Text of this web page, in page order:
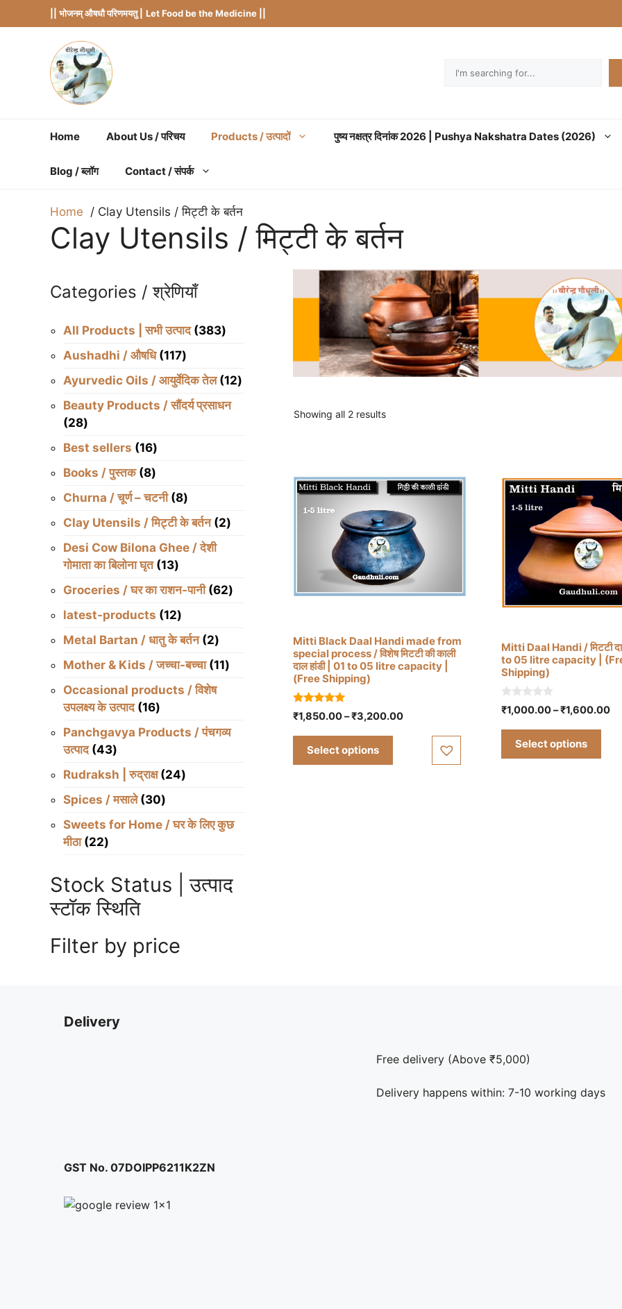
to
|| भोजनम् औषधौ परिणमयतु | Let Food be the Medicine ||
Search
Home About Us / परिचय Products / उत्पादों पुष्य नक्षत्र दिनांक 2026 | Pushya Nakshatra Dates (2026)
Blog / ब्लॉग Contact / संपर्क
Home Clay Utensils / मिट्टी के बर्तन
Clay Utensils / मिट्टी के बर्तन
Categories / श्रेणियाँ
All Products | सभी उत्पाद 383383
Aushadhi / औषधि 117117
products
Ayurvedic Oils / आयुर्वेदिक तेल 1212
Beauty Products / सौंदर्य प्रसाधन
2828
products
Best sellers 1616
products
Books / पुस्तक 88
products
Churna / चूर्ण – चटनी 88
products
Clay Utensils / मिट्टी के बर्तन 22
Desi Cow Bilona Ghee / देशी
गोमाता का बिलोना घृत 1313
products
Groceries / घर का राशन-पानी 6262
latest-products 1212
products
Metal Bartan / धातु के बर्तन 22
products
Mother & Kids / जच्चा-बच्चा 1111
Occasional products / विशेष
उपलक्ष्य के उत्पाद 1616
products
Panchgavya Products / पंचगव्य
उत्पाद 4343
products
Rudraksh | रुद्राक्ष 2424
Spices / मसाले 3030
products
Sweets for Home / घर के लिए कुछ
मीठा
2222
Stock Status | उत्पाद
स्टॉक स्थिति
Filter by price
Showing all 2 results
Mitti Black Daal Handi made from
special process / विशेष मिटटी की काली
दाल हांडी | 01 to 05 litre capacity |
(Free Shipping)
5.00
out of 5
₹1,850.00–₹3,200.00Price
₹1,850.00
Select options
has
multiple
variants.
The
options
may
Mitti Daal Handi / मिटटी
to 05 litre capacity |
Shipping)
0
o
₹1,000.00–₹1,600.00
Select options
has
multiple
variants.
options
may
Delivery
Free delivery (Above ₹5,000)
Delivery happens within: 7-10 working days
GST No. 07DOIPP6211K2ZN